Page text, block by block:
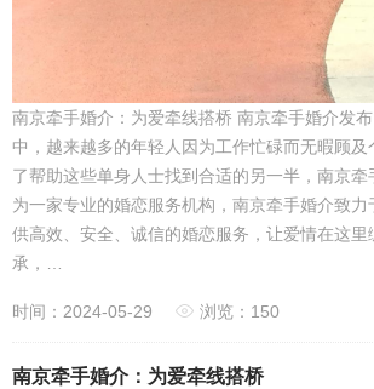
南京牵手婚介：为爱牵线搭桥 南京牵手婚介发
中，越来越多的年轻人因为工作忙碌而无暇顾及
了帮助这些单身人士找到合适的另一半，南京
为一家专业的婚恋服务机构，南京牵手婚介致力
供高效、安全、诚信的婚恋服务，让爱情在这里
承，…
时间：2024-05-29 浏览：150
南京牵手婚介：为爱牵线搭桥